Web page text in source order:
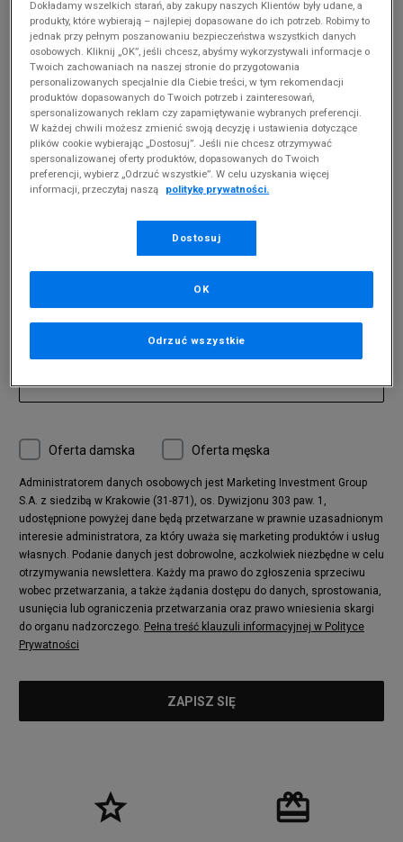
MĘSKIE UMBRO BENNY
Produkty pochodzą z końcówek aktualnych
kolekcji, ubiegłych sezonów lub z ekspozycji.
Szczegóły.
Zmień treść wyszukiwanej frazy.
Spróbuj użyć mniejszej ilości filtrów (usuń mniej
istotne).
Powrót do sklepu
Zapisz się do newslettera
Oferta damska Oferta męska
Administratorem danych osobowych jest Marketing Investment Group
S.A. z siedzibą w Krakowie (31-871), os. Dywizjonu 303 paw. 1,
udostępnione powyżej dane będą przetwarzane w prawnie uzasadnionym
interesie administratora, za który uważa się marketing produktów i usług
własnych. Podanie danych jest dobrowolne, aczkolwiek niezbędne w celu
otrzymywania newslettera. Każdy ma prawo do zgłoszenia sprzeciwu
wobec przetwarzania, a także żądania dostępu do danych, sprostowania,
usunięcia lub ograniczenia przetwarzania oraz prawo wniesienia skargi
do organu nadzorczego. Pełna treść klauzuli informacyjnej w Polityce
Prywatności
Dokładamy wszelkich starań, aby zakupy naszych Klientów były udane, a
produkty, które wybierają – najlepiej dopasowane do ich potrzeb. Robimy to
jednak przy pełnym poszanowaniu bezpieczeństwa wszystkich danych
osobowych. Kliknij „OK”, jeśli chcesz, abyśmy wykorzystywali informacje o
Twoich zachowaniach na naszej stronie do przygotowania
personalizowanych specjalnie dla Ciebie treści, w tym rekomendacji
produktów dopasowanych do Twoich potrzeb i zainteresowań,
spersonalizowanych reklam czy zapamiętywanie wybranych preferencji.
W każdej chwili możesz zmienić swoją decyzję i ustawienia dotyczące
plików cookie wybierając „Dostosuj”. Jeśli nie chcesz otrzymywać
spersonalizowanej oferty produktów, dopasowanych do Twoich
preferencji, wybierz „Odrzuć wszystkie”. W celu uzyskania więcej
informacji, przeczytaj naszą
politykę prywatności.
Dostosuj
Odrzuć wszystkie
OK